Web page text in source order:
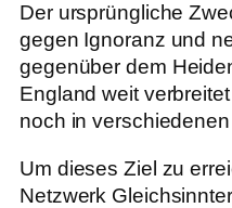
Der ursprüngliche
gegen Ignoranz und
gegenüber dem
England weit
noch in
Um dieses Ziel zu
Netzwerk